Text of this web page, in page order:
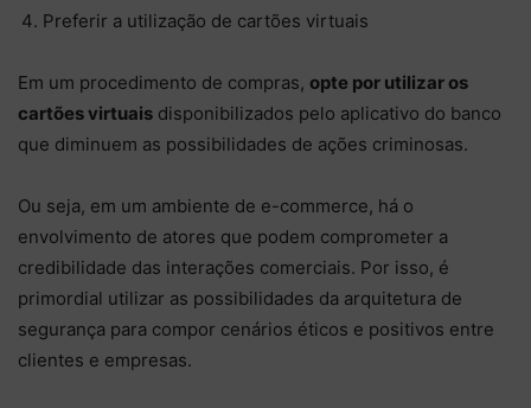
Preferir a utilização de cartões virtuais
Em um procedimento de compras, opte por utilizar os
cartões virtuais disponibilizados pelo aplicativo do banco
que diminuem as possibilidades de ações criminosas.
Ou seja, em um ambiente de e-commerce, há o
envolvimento de atores que podem comprometer a
credibilidade das interações comerciais. Por isso, é
primordial utilizar as possibilidades da arquitetura de
segurança para compor cenários éticos e positivos entre
clientes e empresas.